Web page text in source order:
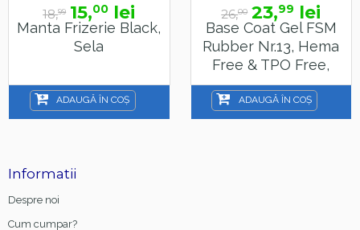
18,99 15,00 lei
Manta Frizerie Black,
Sela
ADAUGĂ ÎN COȘ
26,00 23,99 lei
Base Coat Gel FSM
Rubber Nr.13, Hema
Free & TPO Free,
15ml
ADAUGĂ ÎN COȘ
Informatii
Despre noi
Cum cumpar?